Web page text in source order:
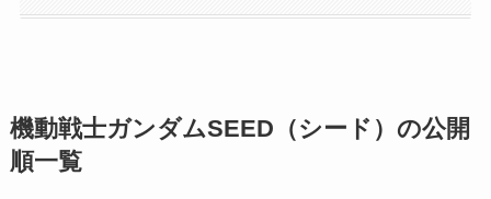
機動戦士ガンダムSEED（シード）の公開
順一覧